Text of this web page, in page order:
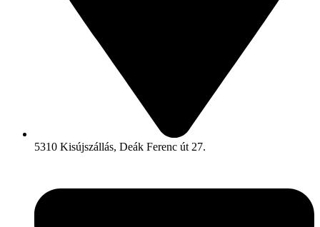
5310 Kisújszállás, Deák Ferenc út 27.